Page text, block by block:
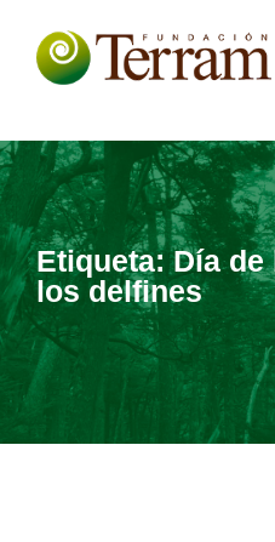
Etiqueta:Día de
los delfines